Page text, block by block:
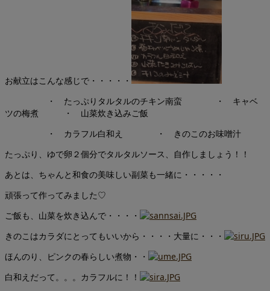
お献立はこんな感じで・・・・・
・ たっぷりタルタルのチキン南蛮 ・ キャベ
ツの梅煮 ・ 山菜炊き込みご飯
・ カラフル白和え ・ きのこのお味噌汁
たっぷり、ゆで卵２個分でタルタルソース、自作しましょう！！
あとは、ちゃんと和食の美味しい副菜も一緒に・・・・・
頑張って作ってみました♡
ご飯も、山菜を炊き込んで・・・・
きのこはカラダにとってもいいから・・・・大量に・・・
ほんのり、ピンクの春らしい煮物・・
白和えだって。。。カラフルに！！